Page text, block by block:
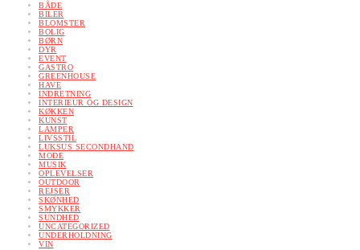
BÅDE
BILER
BLOMSTER
BOLIG
BØRN
DYR
EVENT
GASTRO
GREENHOUSE
HAVE
INDRETNING
INTERIEUR OG DESIGN
KØKKEN
KUNST
LAMPER
LIVSSTIL
LUKSUS SECONDHAND
MODE
MUSIK
OPLEVELSER
OUTDOOR
REJSER
SKØNHED
SMYKKER
SUNDHED
UNCATEGORIZED
UNDERHOLDNING
VIN